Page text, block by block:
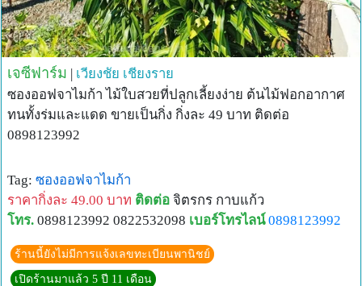
เจซีฟาร์ม | เวียงชัย เชียงราย
ซองออฟจาไมก้า ไม้ใบสวยที่ปลูกเลี้ยงง่าย ต้นไม้ฟอกอากาศ
ทนทั้งร่มและแดด ขายเป็นกิ่ง กิ่งละ 49 บาท ติดต่อ
0898123992
Tag: ซองออฟจาไมก้า
ราคากิ่งละ 49.00 บาท ติดต่อ จิตรกร กาบแก้ว
โทร. 0898123992 0822532098 เบอร์โทรไลน์ 0898123992
ร้านนี้ยังไม่มีการแจ้งเลขทะเบียนพานิชย์
เปิดร้านมาแล้ว 5 ปี 11 เดือน